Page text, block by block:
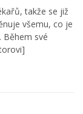
takže se již
všemu, co je
Během své